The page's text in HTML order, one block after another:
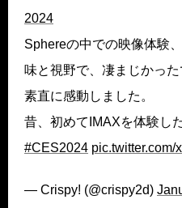
2024
Sphereの中での映像体験
味と視野で、凄まじかった
素直に感動しました。
昔、初めてIMAXを体験し
#CES2024 pic.twitter.com/
— Crispy! (@crispy2d)